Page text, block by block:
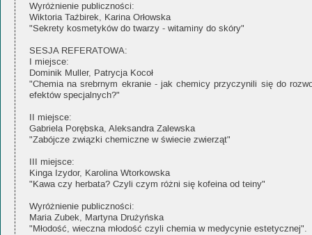
Wyróżnienie publiczności:
Wiktoria Taźbirek, Karina Orłowska
"Sekrety kosmetyków do twarzy - witaminy do skóry"
SESJA REFERATOWA:
I miejsce:
Dominik Muller, Patrycja Kocoł
"Chemia na srebrnym ekranie - jak chemicy przyczynili się do
efektów specjalnych?"
II miejsce:
Gabriela Porębska, Aleksandra Zalewska
"Zabójcze związki chemiczne w świecie zwierząt"
III miejsce:
Kinga Izydor, Karolina Wtorkowska
"Kawa czy herbata? Czyli czym różni się kofeina od teiny"
Wyróżnienie publiczności:
Maria Zubek, Martyna Drużyńska
"Młodość, wieczna młodość czyli chemia w medycynie estetycznej".